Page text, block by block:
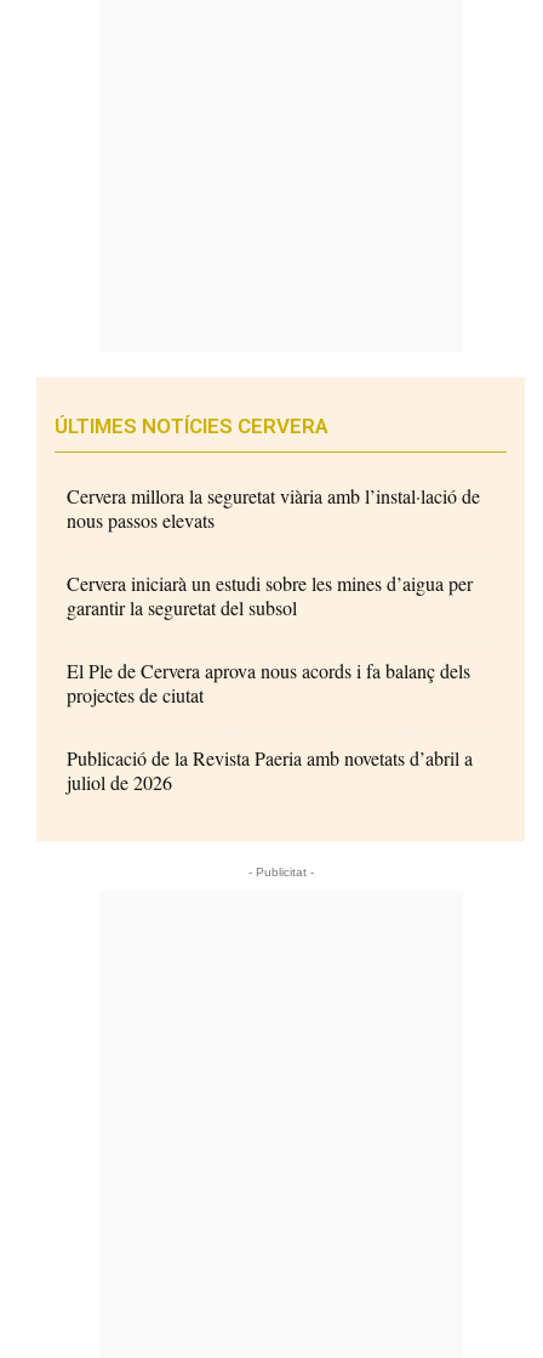
ÚLTIMES NOTÍCIES CERVERA
Cervera millora la seguretat viària amb l’instal·lació de
nous passos elevats
Cervera iniciarà un estudi sobre les mines d’aigua per
garantir la seguretat del subsol
El Ple de Cervera aprova nous acords i fa balanç dels
projectes de ciutat
Publicació de la Revista Paeria amb novetats d’abril a
juliol de 2026
- Publicitat -